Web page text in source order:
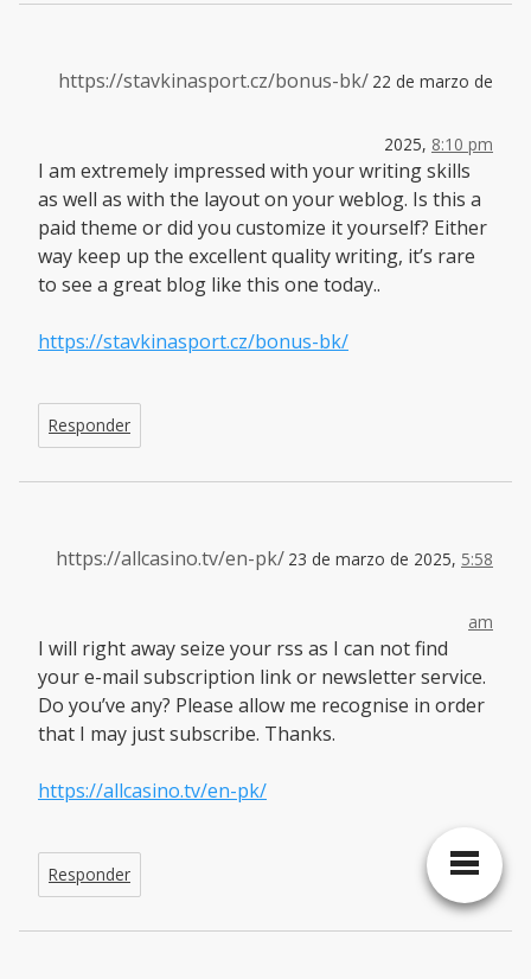
https://stavkinasport.cz/bonus-bk/ 22 de marzo de
2025, 8:10 pm
I am extremely impressed with your writing skills
as well as with the layout on your weblog. Is this a
paid theme or did you customize it yourself? Either
way keep up the excellent quality writing, it’s rare
to see a great blog like this one today..
https://stavkinasport.cz/bonus-bk/
Responder
https://allcasino.tv/en-pk/ 23 de marzo de 2025, 5:58
am
I will right away seize your rss as I can not find
your e-mail subscription link or newsletter service.
Do you’ve any? Please allow me recognise in order
that I may just subscribe. Thanks.
https://allcasino.tv/en-pk/
Responder